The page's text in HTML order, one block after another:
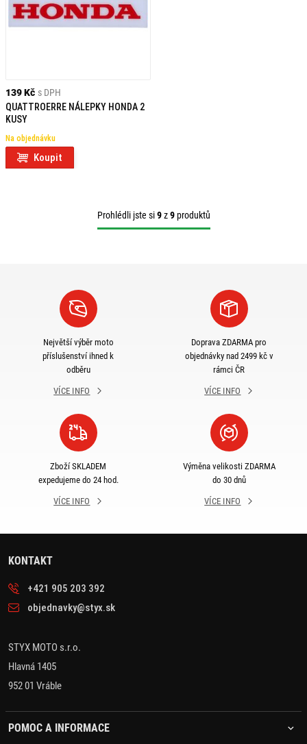
139 Kč s DPH
QUATTROERRE NÁLEPKY HONDA 2
KUSY
Na objednávku
Koupit
Prohlédli jste si9z9produktů
Největší výběr moto
příslušenství ihned k
odběru
VÍCE INFO
Doprava ZDARMA pro
objednávky nad 2499 kč v
rámci ČR
VÍCE INFO
Zboží SKLADEM
expedujeme do 24 hod.
VÍCE INFO
Výměna velikosti ZDARMA
do 30 dnů
VÍCE INFO
KONTAKT
+421 905 203 392
objednavky@styx.sk
STYX MOTO s.r.o.
Hlavná 1405
952 01 Vráble
POMOC A INFORMACE